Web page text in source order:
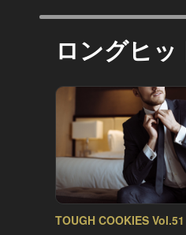
ロングヒッ
TOUGH COOKIES Vol.51